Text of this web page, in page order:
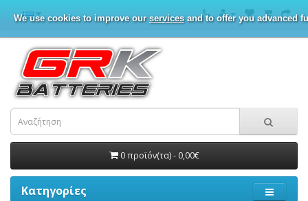
We use cookies to improve our servicesand to offer you advanced
0 προϊόν(τα) - 0,00€
Κατηγορίες